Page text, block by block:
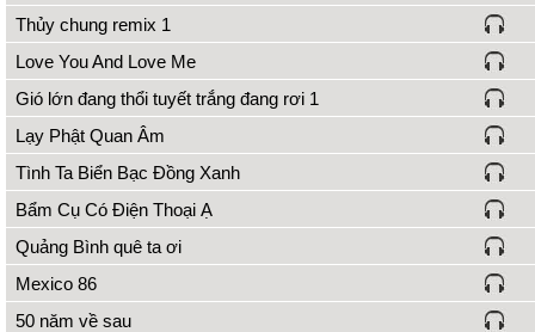
Thủy chung remix 1
Love You And Love Me
Gió lớn đang thổi tuyết trắng đang rơi 1
Lạy Phật Quan Âm
Tình Ta Biển Bạc Đồng Xanh
Bẩm Cụ Có Điện Thoại Ạ
Quảng Bình quê ta ơi
Mexico 86
50 năm về sau